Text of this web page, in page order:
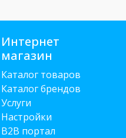
Интернет
магазин
Каталог товаров
Каталог брендов
Услуги
Настройки
B2B портал